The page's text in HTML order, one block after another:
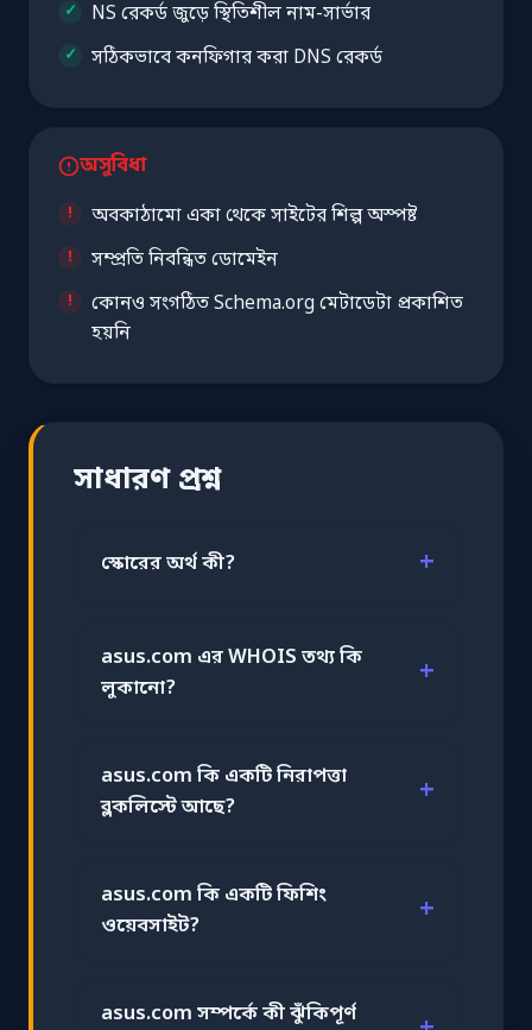
NS রেকর্ড জুড়ে স্থিতিশীল নাম-সার্ভার
সঠিকভাবে কনফিগার করা DNS রেকর্ড
অসুবিধা
অবকাঠামো একা থেকে সাইটের শিল্প অস্পষ্ট
সম্প্রতি নিবন্ধিত ডোমেইন
কোনও সংগঠিত Schema.org মেটাডেটা প্রকাশিত
হয়নি
সাধারণ প্রশ্ন
স্কোরের অর্থ কী?
asus.com এর WHOIS তথ্য কি
লুকানো?
asus.com কি একটি নিরাপত্তা
ব্লকলিস্টে আছে?
asus.com কি একটি ফিশিং
ওয়েবসাইট?
asus.com সম্পর্কে কী ঝুঁকিপূর্ণ